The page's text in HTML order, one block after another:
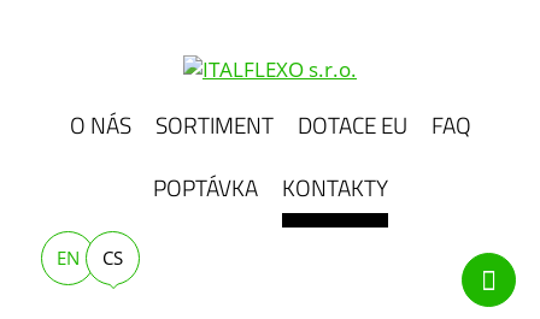
O NÁS SORTIMENT DOTACE EU
FAQ
POPTÁVKA
KONTAKTY
EN CS